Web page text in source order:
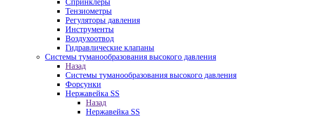
Спринклеры
Тензиометры
Регуляторы давления
Инструменты
Воздухоотвод
Гидравлические клапаны
Системы туманообразования высокого давления
Назад
Системы туманообразования высокого давления
Форсунки
Нержавейка SS
Назад
Нержавейка SS